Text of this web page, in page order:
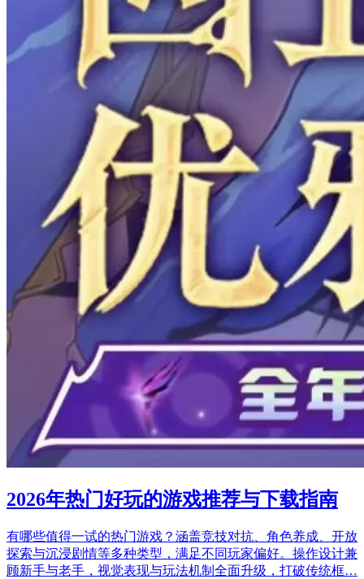
2026年热门好玩的游戏推荐与下载指南
有哪些值得一试的热门游戏？涵盖竞技对抗、角色养成、开放
探索与沉浸剧情等多种类型，满足不同玩家偏好。操作设计兼
顾新手与老手，视觉表现与玩法机制全面升级，打破传统框…